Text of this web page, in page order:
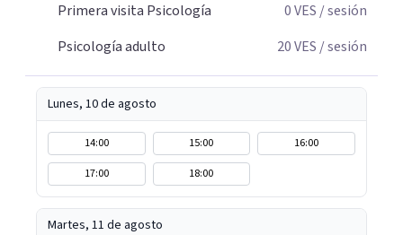
Primera visita Psicología
0VES / sesión
Psicología adulto
20VES / sesión
Lunes, 10 de agosto
14:00 15:00
16:00
17:00
18:00
Martes, 11 de agosto